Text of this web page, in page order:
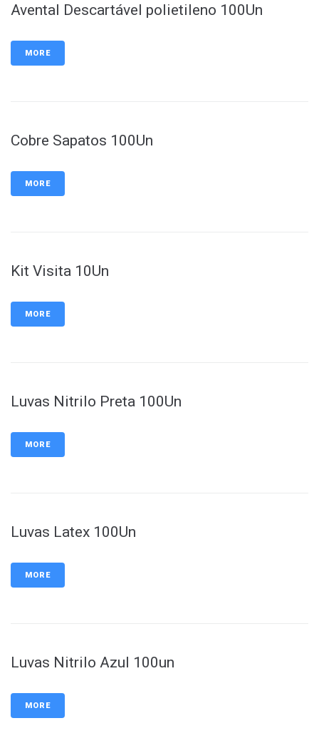
Avental Descartável polietileno 100Un
MORE
Cobre Sapatos 100Un
MORE
Kit Visita 10Un
MORE
Luvas Nitrilo Preta 100Un
MORE
Luvas Latex 100Un
MORE
Luvas Nitrilo Azul 100un
MORE